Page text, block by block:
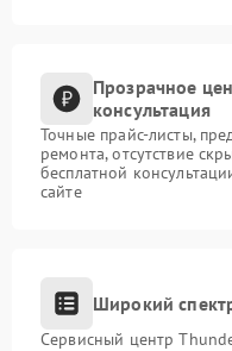
Прозрачное
консультация
Точные прайс-листы,
ремонта, отсутствие
бесплатной
сайте
Широкий
Сервисный центр